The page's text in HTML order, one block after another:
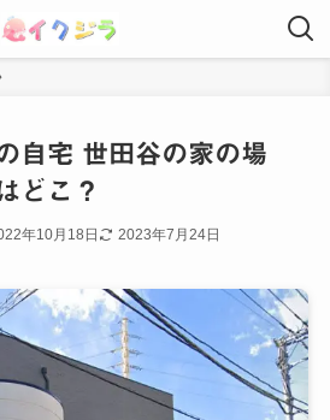
自宅 世田谷の家の場
どこ？
年10月18日 2023年7月24日